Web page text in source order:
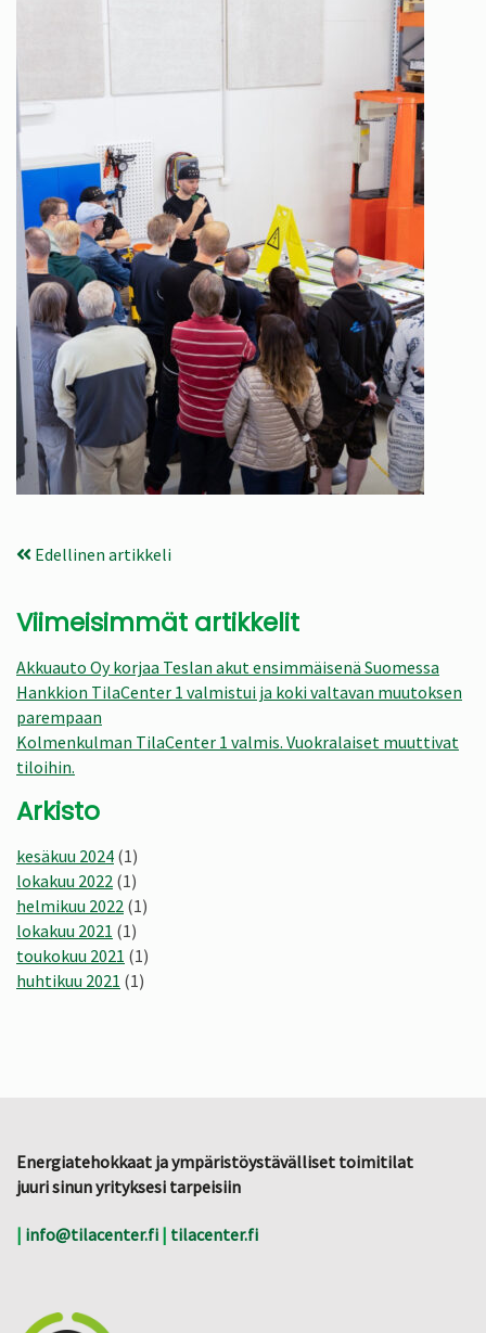
Edellinen artikkeli
Viimeisimmät artikkelit
Akkuauto Oy korjaa Teslan akut ensimmäisenä Suomessa
Hankkion TilaCenter 1 valmistui ja koki valtavan muutoksen
parempaan
Kolmenkulman TilaCenter 1 valmis. Vuokralaiset muuttivat
tiloihin.
Arkisto
kesäkuu 2024 (1)
lokakuu 2022 (1)
helmikuu 2022 (1)
lokakuu 2021 (1)
toukokuu 2021 (1)
huhtikuu 2021 (1)
Energiatehokkaat ja ympäristöystävälliset toimitilat
juuri sinun yrityksesi tarpeisiin
| info@tilacenter.fi | tilacenter.fi